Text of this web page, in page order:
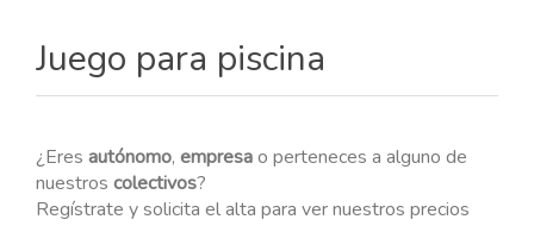
Juego para piscina
¿Eres autónomo, empresao perteneces a alguno de
nuestros colectivos?
Regístrate y solicita el alta para ver nuestros precios